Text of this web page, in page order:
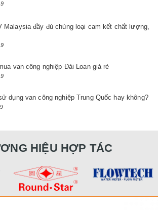
Malaysia đầy đủ chủng loại cam kết chất lượng,
van công nghiệp Đài Loan giá rẻ
dụng van công nghiệp Trung Quốc hay không?
HIỆU HỢP TÁC